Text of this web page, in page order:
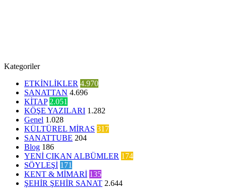
Kategoriler
ETKİNLİKLER 4.970
SANATTAN 4.696
KİTAP 2.051
KÖŞE YAZILARI 1.282
Genel 1.028
KÜLTÜREL MİRAS 317
SANATTUBE 204
Blog 186
YENİ ÇIKAN ALBÜMLER 174
SÖYLEŞİ 171
KENT & MİMARİ 135
ŞEHİR ŞEHİR SANAT 2.644